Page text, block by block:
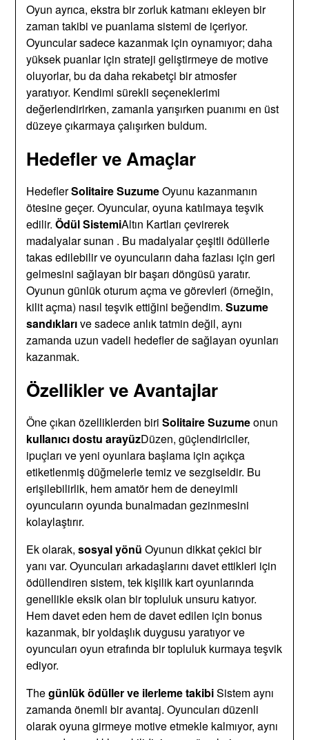
Oyun ayrıca, ekstra bir zorluk katmanı ekleyen bir
zaman takibi ve puanlama sistemi de içeriyor.
Oyuncular sadece kazanmak için oynamıyor; daha
yüksek puanlar için strateji geliştirmeye de motive
oluyorlar, bu da daha rekabetçi bir atmosfer
yaratıyor. Kendimi sürekli seçeneklerimi
değerlendirirken, zamanla yarışırken puanımı en üst
düzeye çıkarmaya çalışırken buldum.
Hedefler ve Amaçlar
HedeflerSolitaire SuzumeOyunu kazanmanın
ötesine geçer. Oyuncular, oyuna katılmaya teşvik
edilir.Ödül SistemiAltın Kartları çevirerek
madalyalar sunan . Bu madalyalar çeşitli ödüllerle
takas edilebilir ve oyuncuların daha fazlası için geri
gelmesini sağlayan bir başarı döngüsü yaratır.
Oyunun günlük oturum açma ve görevleri (örneğin,
kilit açma) nasıl teşvik ettiğini beğendim.Suzume
sandıklarıve sadece anlık tatmin değil, aynı
zamanda uzun vadeli hedefler de sağlayan oyunları
kazanmak.
Özellikler ve Avantajlar
Öne çıkan özelliklerden biriSolitaire Suzumeonun
kullanıcı dostu arayüzDüzen, güçlendiriciler,
ipuçları ve yeni oyunlara başlama için açıkça
etiketlenmiş düğmelerle temiz ve sezgiseldir. Bu
erişilebilirlik, hem amatör hem de deneyimli
oyuncuların oyunda bunalmadan gezinmesini
kolaylaştırır.
Ek olarak,sosyal yönü Oyunun dikkat çekici bir
yanı var. Oyuncuları arkadaşlarını davet ettikleri için
ödüllendiren sistem, tek kişilik kart oyunlarında
genellikle eksik olan bir topluluk unsuru katıyor.
Hem davet eden hem de davet edilen için bonus
kazanmak, bir yoldaşlık duygusu yaratıyor ve
oyuncuları oyun etrafında bir topluluk kurmaya teşvik
ediyor.
Thegünlük ödüller ve ilerleme takibiSistem aynı
zamanda önemli bir avantaj. Oyuncuları düzenli
olarak oyuna girmeye motive etmekle kalmıyor, aynı